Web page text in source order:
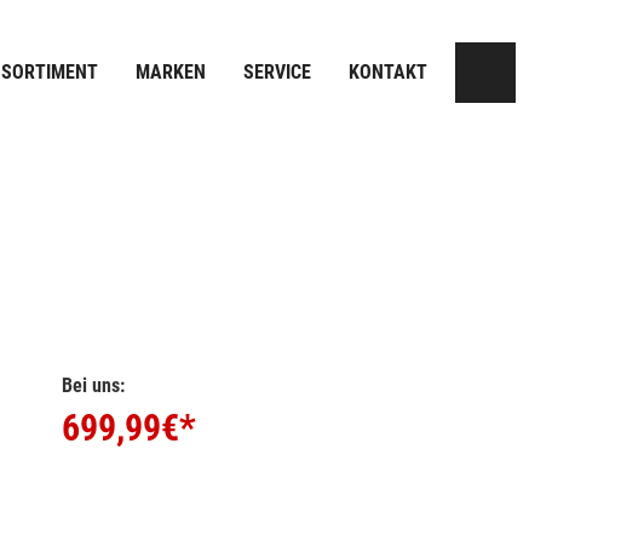
SORTIMENT MARKEN SERVICE KONTAKT
Bei uns:
699,99€*